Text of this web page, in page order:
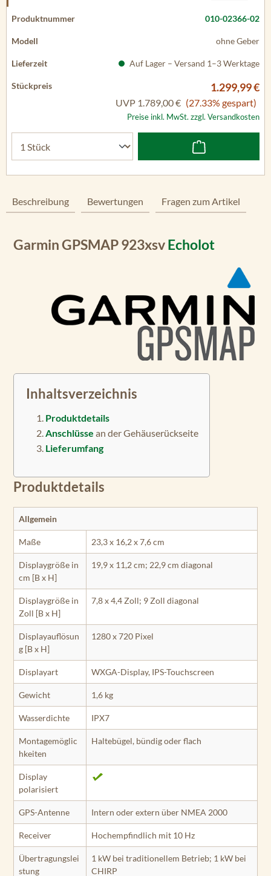
010-02366-02
ohne Geber
Auf Lager – Versand 1–3 Werktage
1.299,99 €
UVP 1.789,00 € (27.33% gespart)
Preise inkl. MwSt. zzgl. Versandkosten
Beschreibung Bewertungen Fragen zum Artikel
Garmin GPSMAP 923xsvEcholot
Inhaltsverzeichnis
Produktdetails
Anschlüsse an der Gehäuserückseite
Lieferumfang
Produktdetails
Allgemein
Maße 23,3 x 16,2 x 7,6 cm
Displaygröße in
cm [B x H]
19,9 x 11,2 cm; 22,9 cm diagonal
Displaygröße in
Zoll [B x H]
7,8 x 4,4 Zoll; 9 Zoll diagonal
Displayauflösun
g [B x H]
1280 x 720 Pixel
Displayart WXGA-Display, IPS-Touchscreen
Gewicht 1,6 kg
Wasserdichte IPX7
Montagemöglic
hkeiten
Haltebügel, bündig oder flach
Display
polarisiert
GPS-Antenne Intern oder extern über NMEA 2000
Receiver Hochempfindlich mit 10 Hz
Übertragungslei
stung
1 kW bei traditionellem Betrieb; 1 kW bei
CHIRP